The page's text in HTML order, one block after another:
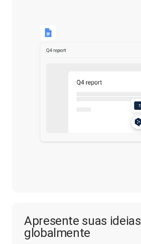
Apresente suas ideias
globalmente